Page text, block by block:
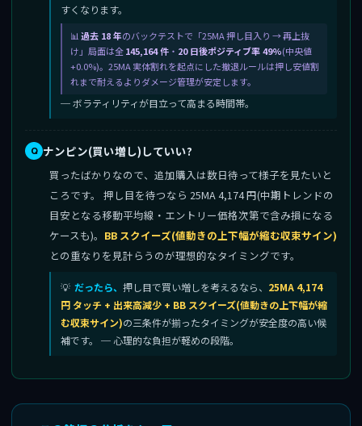
すくなります。
過去 18 年のバックテストで「25MA 押し目入り → 再上抜
け」局面は全145,164 件 ・ 20 日後ポジティブ率 49%(中央値
+0.0%)。25MA 実体割れを起点にした撤退ルールは押し安値割
れまで耐えるよりダメージ管理が安定します。
─ ボラティリティが目立って高まる時間帯。
ナンピン(買い増し)していい?
買ったばかりなので、追加購入は数日待って様子を見たいと
ころです。 押し目を待つなら 25MA 4,174 円(中期トレンドの
目安となる移動平均線・エントリー価格次第で含み損になる
ケースも)。 BB スクイーズ(値動きの上下幅が縮む収束サイン)
との重なりを見計らうのが理想的なタイミングです。
だったら、 押し目で買い増しを考えるなら、 25MA 4,174
円 タッチ + 出来高減少 + BB スクイーズ(値動きの上下幅が縮
む収束サイン)の三条件が揃ったタイミングが安全度の高い候
補です。 ─ 心理的な負担が軽めの段階。